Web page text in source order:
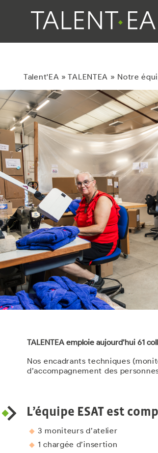
Talent'EA »TALENTEA » Notre
TALENTEA emploie aujourd’hui 61
Nos encadrants techniques
d’accompagnement des
L’équipe ESAT est
3 moniteurs d’atelier
1 chargée d’insertion